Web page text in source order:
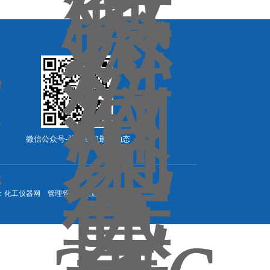
微信公众号-关注我们最新动态
化工仪器网 管理登陆 站点地图